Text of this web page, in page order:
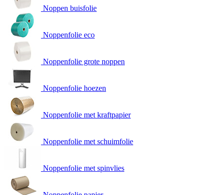
Noppen buisfolie
Noppenfolie eco
Noppenfolie grote noppen
Noppenfolie hoezen
Noppenfolie met kraftpapier
Noppenfolie met schuimfolie
Noppenfolie met spinvlies